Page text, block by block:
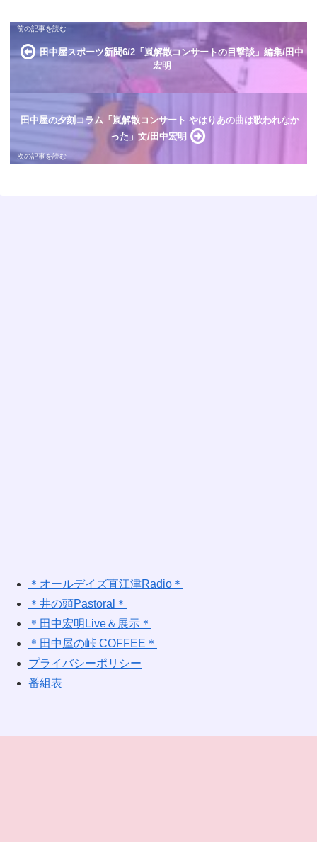
田中屋スポーツ新聞6/2「嵐解散コンサートの目撃談」編集/田中
宏明
田中屋の夕刻コラム「嵐解散コンサート やはりあの曲は歌われなか
った」文/田中宏明
＊オールデイズ直江津Radio＊
＊井の頭Pastoral＊
＊田中宏明Live＆展示＊
＊田中屋の峠 COFFEE＊
プライバシーポリシー
番組表